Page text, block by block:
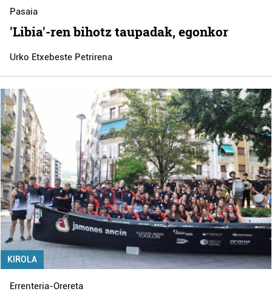
Pasaia
'Libia'-ren bihotz taupadak, egonkor
Urko Etxebeste Petrirena
KIROLA
Errenteria-Orereta